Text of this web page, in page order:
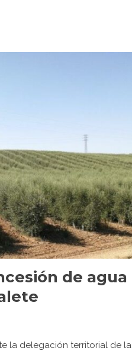
de agua
la delegación territorial de la